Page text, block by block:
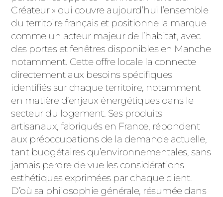
Créateur » qui couvre aujourd’hui l’ensemble
du territoire français et positionne la marque
comme un acteur majeur de l’habitat, avec
des portes et fenêtres disponibles en Manche
notamment. Cette offre locale la connecte
directement aux besoins spécifiques
identifiés sur chaque territoire, notamment
en matière d’enjeux énergétiques dans le
secteur du logement. Ses produits
artisanaux, fabriqués en France, répondent
aux préoccupations de la demande actuelle,
tant budgétaires qu’environnementales, sans
jamais perdre de vue les considérations
esthétiques exprimées par chaque client.
D’où sa philosophie générale, résumée dans
ALUMINIUM
LES LUMINEUSES
PERGOLAS
PORTAILS ET PORTILLONS
CARPORTS
CLÔTURES